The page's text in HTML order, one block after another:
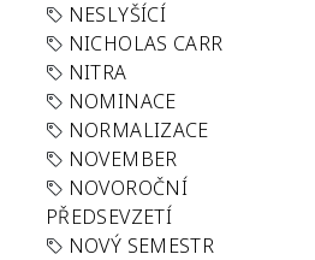
NESLYŠÍCÍ
NICHOLAS CARR
NITRA
NOMINACE
NORMALIZACE
NOVEMBER
NOVOROČNÍ
PŘEDSEVZETÍ
NOVÝ SEMESTR